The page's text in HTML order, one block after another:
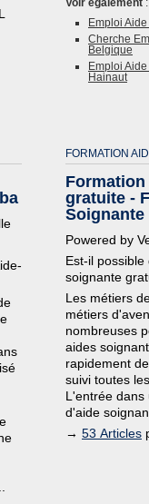
Voir également :
Emploi
Cherche
Belgique
Emploi
Hainaut
FORMATION
gratuite -
Soignante
Powered by
Est-il
soignante
Les métiers
métiers
nombreuses
aides
rapidement
suivi toutes
L'entrée dans
d'aide
→ 53 Articles